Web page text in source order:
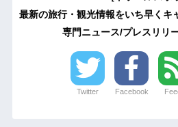
最新の旅行・観光情報をいち早くキ
専門ニュース/プレスリリ
Twitter Facebook